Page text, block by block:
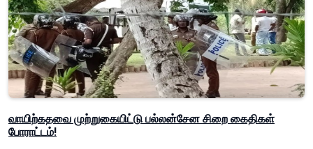
வாயிற்கதவை முற்றுகையிட்டு பல்லன்சேன சிறை கைதிகள்
போராட்டம்!